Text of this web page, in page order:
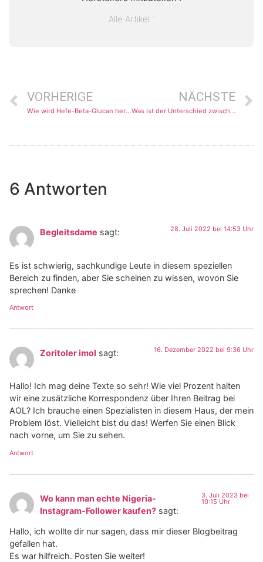
Alle Artikel "
VORHERIGE
Wie wird Hefe-Beta-Glucan hergestellt?
NÄCHSTE
Was ist der Unterschied zwischen Beta-Glucan und AHCC?
6 Antworten
Begleitsdame sagt: 28. Juli 2022 bei 14:53 Uhr
Es ist schwierig, sachkundige Leute in diesem speziellen
Bereich zu finden, aber Sie scheinen zu wissen, wovon Sie
sprechen! Danke
Antwort
Zoritoler imol sagt: 16. Dezember 2022 bei 9:36 Uhr
Hallo! Ich mag deine Texte so sehr! Wie viel Prozent halten
wir eine zusätzliche Korrespondenz über Ihren Beitrag bei
AOL? Ich brauche einen Spezialisten in diesem Haus, der mein
Problem löst. Vielleicht bist du das! Werfen Sie einen Blick
nach vorne, um Sie zu sehen.
Antwort
Wo kann man echte Nigeria-
Instagram-Follower kaufen? sagt:
3. Juli 2023 bei
10:15 Uhr
Hallo, ich wollte dir nur sagen, dass mir dieser Blogbeitrag
gefallen hat.
Es war hilfreich. Posten Sie weiter!